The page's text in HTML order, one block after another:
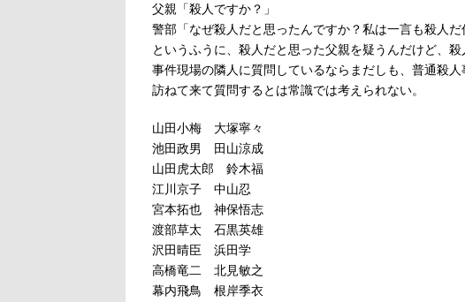
父親「殺人ですか？」
警部「なぜ殺人だと思ったんですか？私は一言も殺人だ
というふうに、殺人だと思った父親を疑うんだけど、
事件現場の隣人に質問しているならまだしも、普通殺
訪ねて来て質問するとは常識では考えられない。
山田小梅 大塚寧々
池田政男 田山涼成
山田虎太郎 鈴木福
江川京子 中山忍
宮本拓也 神保悟志
渡部草太 石黒英雄
沢田晴臣 浜田学
高橋竜二 北見敏之
幕内飛鳥 根岸季衣